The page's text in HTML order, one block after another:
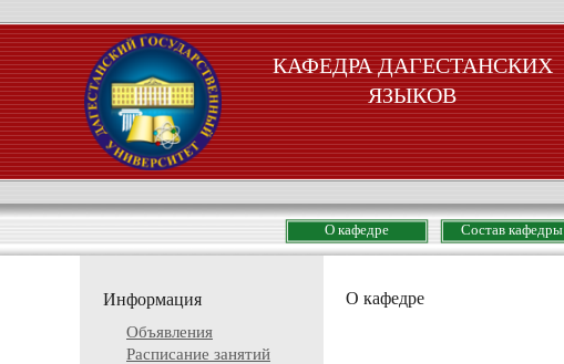
КАФЕДРА ДАГЕСТАНСКИХ
ЯЗЫКОВ
О кафедре Состав кафедры
Информация
Объявления
Расписание занятий
О кафедре